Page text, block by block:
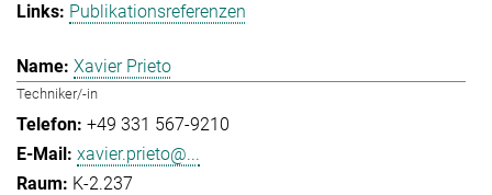
Publikationsreferenzen
Xavier Prieto
Techniker/-in
+49 331 567-9210
xavier.prieto@...
K-2.237